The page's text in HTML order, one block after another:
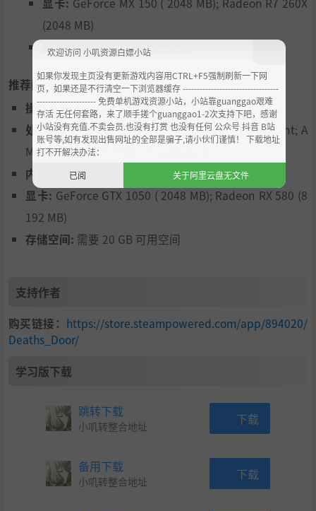
(2048 MB)
存储空间:需要 5 GB 可用空间
推荐配置:
操作系统:Windows 10 x64
处理器:Intel Core i5-4670K (4 * 3400) or equivalent; A
MD FX-8350 (8 * 4700) or equivalent
内存:
8 GB RAM
显卡: GeForce GTX 1050 ( 2048 MB); Radeon RX 580 (8
192 MB)
存储空间: 需要 20 GB 可用空间
支持作者
购买链接： https://store.steampowered.com/app/894020/
Deaths_Door/
学习版下载
跳转下载
小叽转整合地址 下载
备用下载
小叽转整合地址 下载
欢迎访问 小叽资源白嫖小站
如果你发现主页没有更新游戏内容用CTRL+F5强制刷新一下网
页，如果还是不行清空一下浏览器缓存 ----------------------------------
--------------------- 免费单机游戏资源小站，小站靠guanggao艰难
存活 无任何套路，来了顺手搓个guanggao1-2次支持下吧，感谢
小站没有充值.不卖会员.也没有打赏 也没有任何 公众号 抖音 B站
账号等,如有发现出售网址的全部是骗子,请小伙们谨慎！ 下载地址
打不开解决办法：
已阅
关于阿里云盘无文件